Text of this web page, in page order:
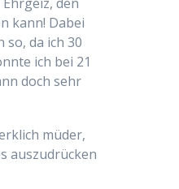
kann! Dabei
so, da ich 30
ich bei 21
doch sehr
müder,
auszudrücken